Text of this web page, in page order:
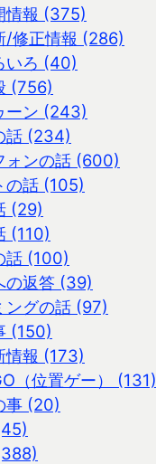
情報 (375)
/修正情報 (286)
いろ (40)
(756)
ーン (243)
話 (234)
ォンの話 (600)
の話 (105)
(29)
(110)
話 (100)
の返答 (39)
ングの話 (97)
(150)
情報 (173)
（位置ゲー） (131)
事 (20)